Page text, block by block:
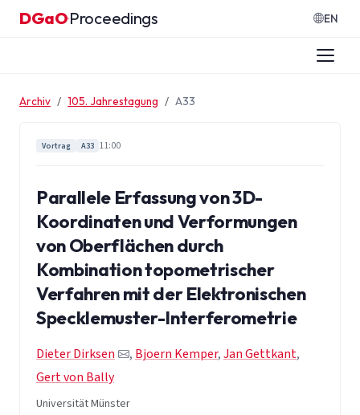
Zum Inhalt springen
DGaO·Proceedings EN
Archiv 105. Jahrestagung A33
Vortrag A33 11:00
Parallele Erfassung von 3D-
Koordinaten und Verformungen
von Oberflächen durch
Kombination topometrischer
Verfahren mit der Elektronischen
Specklemuster-Interferometrie
Dieter Dirksen , Bjoern Kemper,Jan Gettkant,
Gert von Bally
Universität Münster